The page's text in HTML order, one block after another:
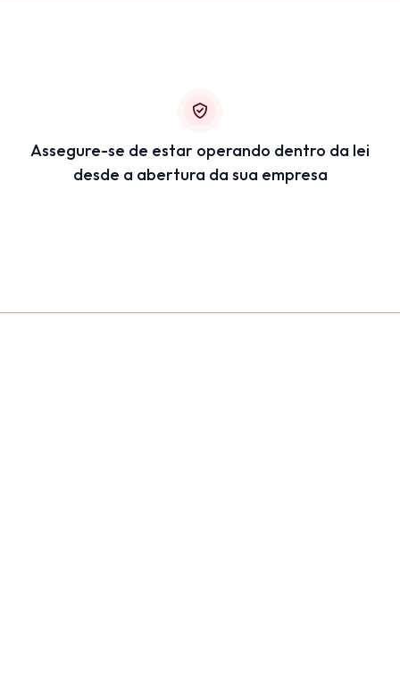
Assegure-se de estar operando dentro da lei
desde a abertura da sua empresa